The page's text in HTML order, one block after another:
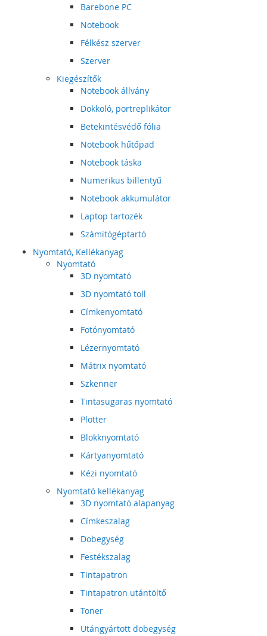
Barebone PC
Notebook
Félkész szerver
Szerver
Kiegészítők
Notebook állvány
Dokkoló, portreplikátor
Betekintésvédő fólia
Notebook hűtőpad
Notebook táska
Numerikus billentyű
Notebook akkumulátor
Laptop tartozék
Számitógéptartó
Nyomtató, Kellékanyag
Nyomtató
3D nyomtató
3D nyomtató toll
Címkenyomtató
Fotónyomtató
Lézernyomtató
Mátrix nyomtató
Szkenner
Tintasugaras nyomtató
Plotter
Blokknyomtató
Kártyanyomtató
Kézi nyomtató
Nyomtató kellékanyag
3D nyomtató alapanyag
Címkeszalag
Dobegység
Festékszalag
Tintapatron
Tintapatron utántöltő
Toner
Utángyártott dobegység